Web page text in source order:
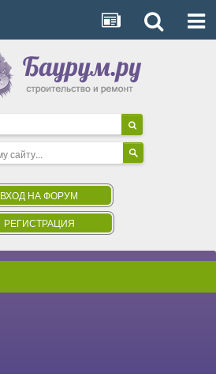
ВХОД НА ФОРУМ
РЕГИСТРАЦИЯ